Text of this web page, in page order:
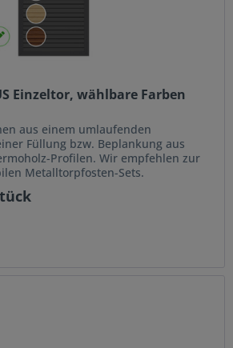
Einzeltor, wählbare Farben
aus einem umlaufenden
Füllung bzw. Beplankung aus
Profilen. Wir empfehlen zur
Metalltorpfosten-Sets.